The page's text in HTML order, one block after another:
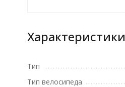
Характеристики
Тип
Тип велосипеда